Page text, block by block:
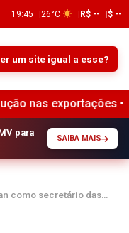
19:45 26°C R$ -- $ --
um site igual a esse?
• Maioria
para
SAIBA MAIS
como secretário das…